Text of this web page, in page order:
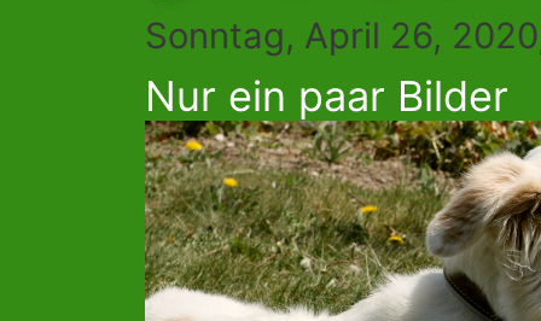
Sonntag, April 26,
Nur ein paar Bilder